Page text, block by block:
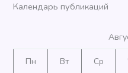
Календарь публикаций
Пн Вт Ср